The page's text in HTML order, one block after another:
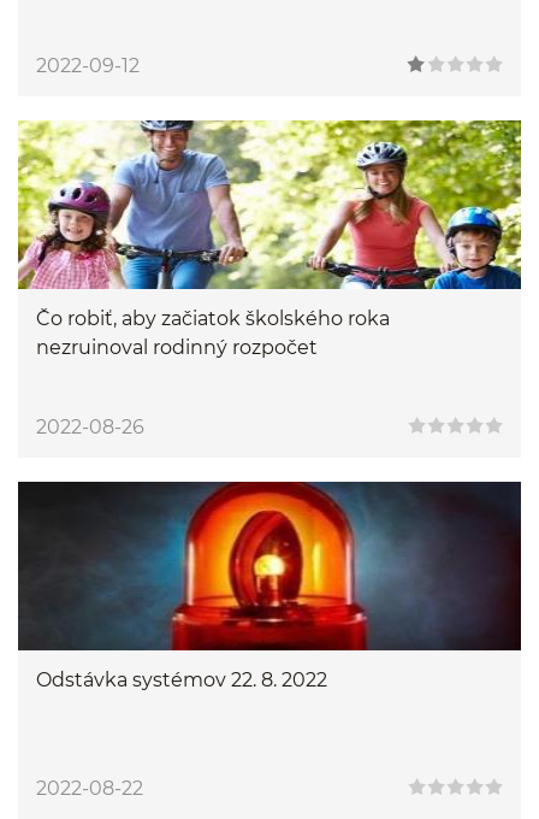
2022-09-12
Čo robiť, aby začiatok školského roka
nezruinoval rodinný rozpočet
2022-08-26
Odstávka systémov 22. 8. 2022
2022-08-22